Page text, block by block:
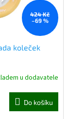
424 Kč
–69 %
koleček
u dodavatele
Do košíku